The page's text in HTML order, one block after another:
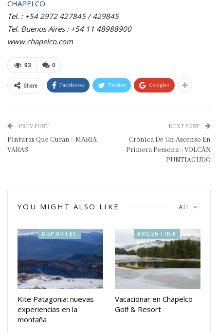
CHAPELCO
Tel. : +54 2972 427845 / 429845
Tel. Buenos Aires : +54 11 48988900
www.chapelco.com
0
93
Share Facebook Twitter Google+
PREV POST
Pinturas Que Curan :: MARIA
VARAS
NEXT POST
Crónica De Un Ascenso En
Primera Persona :: VOLCÁN
PUNTIAGUDO
All
YOU MIGHT ALSO LIKE
DEPORTES
Kite Patagonia: nuevas
experiencias en la
montaña
ARGENTINA
Vacacionar en Chapelco
Golf & Resort